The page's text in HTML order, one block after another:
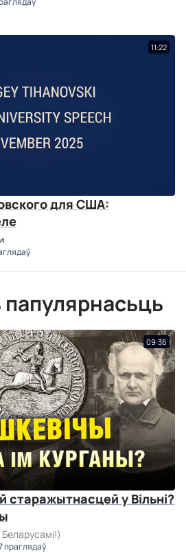
11:22
для США:
09:36
старажытнасцей у Вільні?
праглядаў